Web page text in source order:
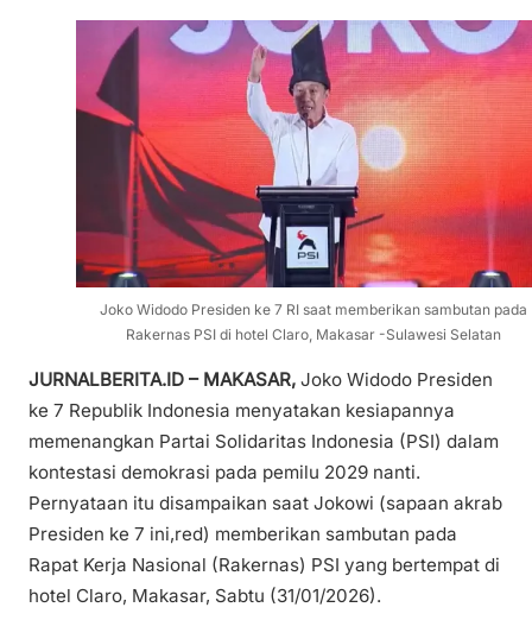
Joko Widodo Presiden ke 7 RI saat memberikan sambutan pada
Rakernas PSI di hotel Claro, Makasar -Sulawesi Selatan
JURNALBERITA.ID – MAKASAR, Joko Widodo Presiden
ke 7 Republik Indonesia menyatakan kesiapannya
memenangkan Partai Solidaritas Indonesia (PSI) dalam
kontestasi demokrasi pada pemilu 2029 nanti.
Pernyataan itu disampaikan saat Jokowi (sapaan akrab
Presiden ke 7 ini,red) memberikan sambutan pada
Rapat Kerja Nasional (Rakernas) PSI yang bertempat di
hotel Claro, Makasar, Sabtu (31/01/2026).